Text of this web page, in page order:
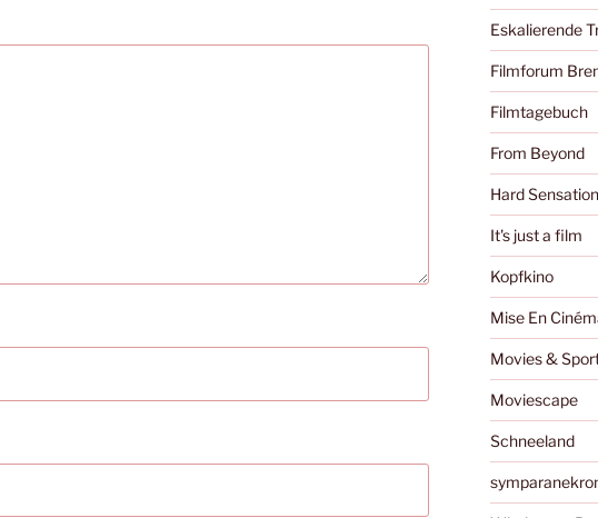
Eskalierende
Filmforum
Filmtagebuch
From Beyond
Hard
It's just a film
Kopfkino
Mise En
Movies &
Moviescape
Schneeland